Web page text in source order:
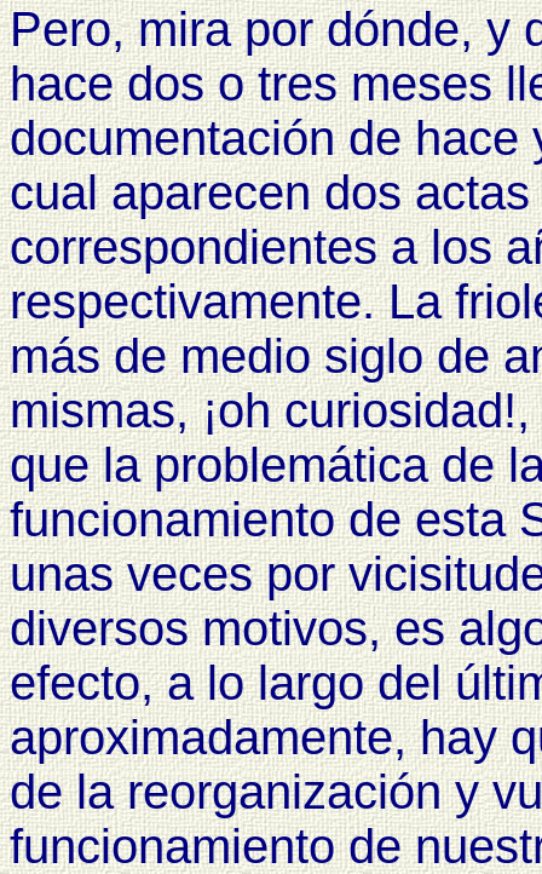
Pero, mira por dónde, y
hace dos o tres meses
documentación de hace
cual aparecen dos
correspondientes a los
respectivamente. La
más de medio siglo de
mismas, ¡oh
que la problemática de
funcionamiento de esta
unas veces por
diversos motivos, es
efecto, a lo largo del
aproximadamente, hay
de la reorganización y
funcionamiento de